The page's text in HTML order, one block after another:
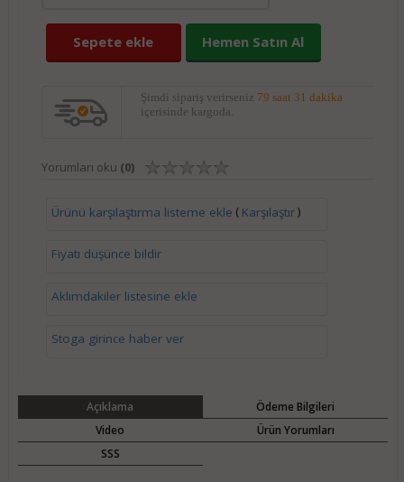
Sepete ekle Hemen Satın Al
Şimdi sipariş verirseniz 79 saat 31 dakika
içerisinde kargoda.
Yorumları oku (0)
Ürünü karşılaştırma listeme ekle ( Karşılaştır)
Fiyatı düşünce bildir
Aklımdakiler listesine ekle
Stoga girince haber ver
Açıklama
Ödeme Bilgileri
Video
Ürün Yorumları
SSS